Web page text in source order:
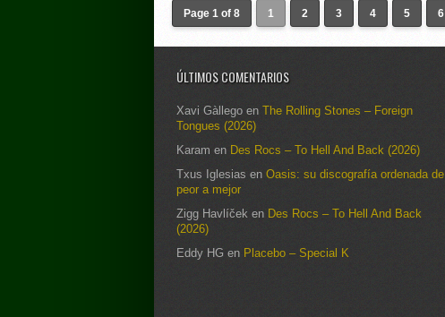
Page 1 of 8 1 2 3 4 5 6
ÚLTIMOS COMENTARIOS
Xavi Gàllego en The Rolling Stones – Foreign
Tongues (2026)
Karam en Des Rocs – To Hell And Back (2026)
Txus Iglesias en Oasis: su discografía ordenada de
peor a mejor
Zigg Havlíček en Des Rocs – To Hell And Back
(2026)
Eddy HG en Placebo – Special K